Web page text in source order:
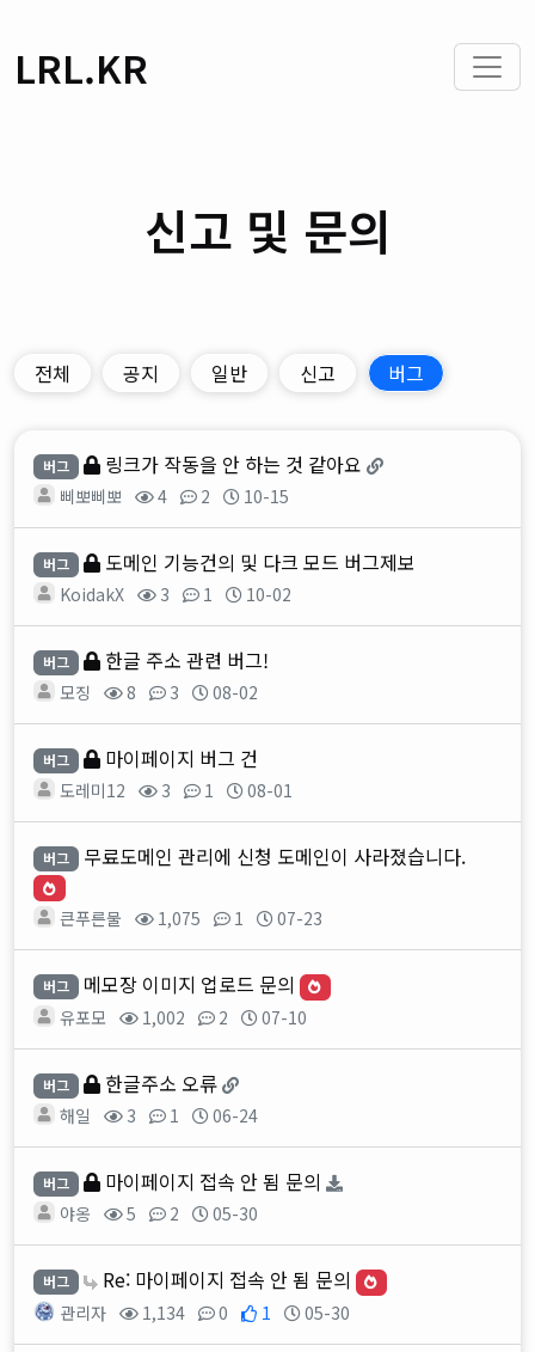
LRL.KR
신고 및 문의
전체 공지 일반 신고 버그
버그 링크가 작동을 안 하는 것 같아요
삐뽀삐뽀 4 2 10-15
버그 도메인 기능건의 및 다크 모드 버그제보
KoidakX 3 1 10-02
버그 한글 주소 관련 버그!
모징 8 3 08-02
버그 마이페이지 버그 건
도레미12 3 1 08-01
버그 무료도메인 관리에 신청 도메인이 사라졌습니다.
큰푸른물 1,075 1 07-23
버그 메모장 이미지 업로드 문의
유포모 1,002 2 07-10
버그 한글주소 오류
해일 3 1 06-24
버그 마이페이지 접속 안 됨 문의
야옹 5 2 05-30
버그 Re: 마이페이지 접속 안 됨 문의
관리자 1,134 0 1 05-30